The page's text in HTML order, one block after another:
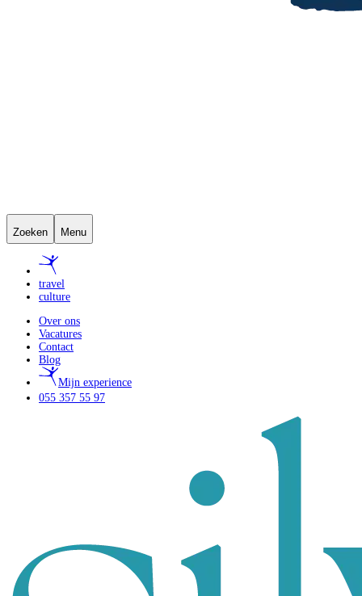
Zoeken Menu
travel
culture
Over ons
Vacatures
Contact
Blog
Mijn experience
055 357 55 97